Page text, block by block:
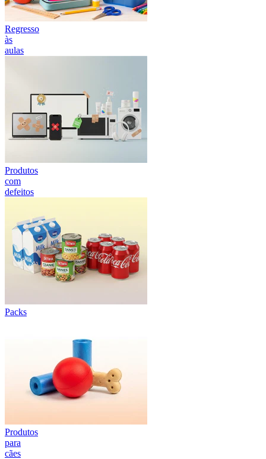
Regresso
às
aulas
Produtos
com
defeitos
Packs
Produtos
para
cães